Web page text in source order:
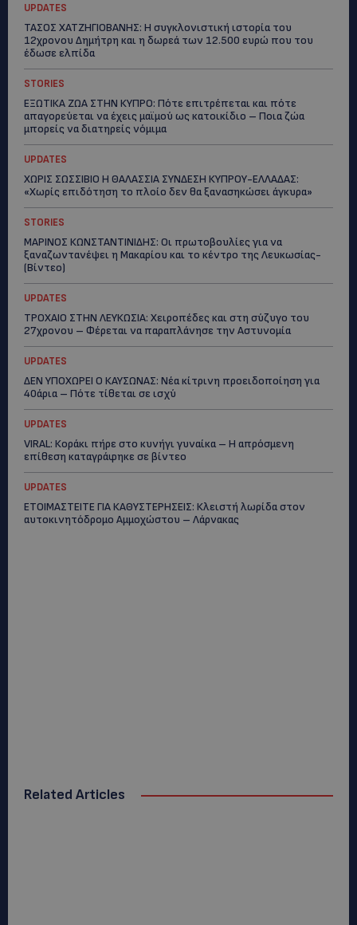
UPDATES
ΤΑΣΟΣ ΧΑΤΖΗΓΙΟΒΑΝΗΣ: Η συγκλονιστική ιστορία του
12χρονου Δημήτρη και η δωρεά των 12.500 ευρώ που του
έδωσε ελπίδα
STORIES
ΕΞΩΤΙΚΑ ΖΩΑ ΣΤΗΝ ΚΥΠΡΟ: Πότε επιτρέπεται και πότε
απαγορεύεται να έχεις μαϊμού ως κατοικίδιο – Ποια ζώα
μπορείς να διατηρείς νόμιμα
UPDATES
ΧΩΡΙΣ ΣΩΣΣΙΒΙΟ Η ΘΑΛΑΣΣΙΑ ΣΥΝΔΕΣΗ ΚΥΠΡΟΥ-ΕΛΛΑΔΑΣ:
«Χωρίς επιδότηση το πλοίο δεν θα ξανασηκώσει άγκυρα»
STORIES
ΜΑΡΙΝΟΣ ΚΩΝΣΤΑΝΤΙΝΙΔΗΣ: Οι πρωτοβουλίες για να
ξαναζωντανέψει η Μακαρίου και το κέντρο της Λευκωσίας-
(Βίντεο)
UPDATES
ΤΡΟΧΑΙΟ ΣΤΗΝ ΛΕΥΚΩΣΙΑ: Χειροπέδες και στη σύζυγο του
27χρονου – Φέρεται να παραπλάνησε την Αστυνομία
UPDATES
ΔΕΝ ΥΠΟΧΩΡΕΙ Ο ΚΑΥΣΩΝΑΣ: Νέα κίτρινη προειδοποίηση για
40άρια – Πότε τίθεται σε ισχύ
UPDATES
VIRAL: Κοράκι πήρε στο κυνήγι γυναίκα – Η απρόσμενη
επίθεση καταγράφηκε σε βίντεο
UPDATES
ΕΤΟΙΜΑΣΤΕΙΤΕ ΓΙΑ ΚΑΘΥΣΤΕΡΗΣΕΙΣ: Κλειστή λωρίδα στον
αυτοκινητόδρομο Αμμοχώστου – Λάρνακας
Related Articles